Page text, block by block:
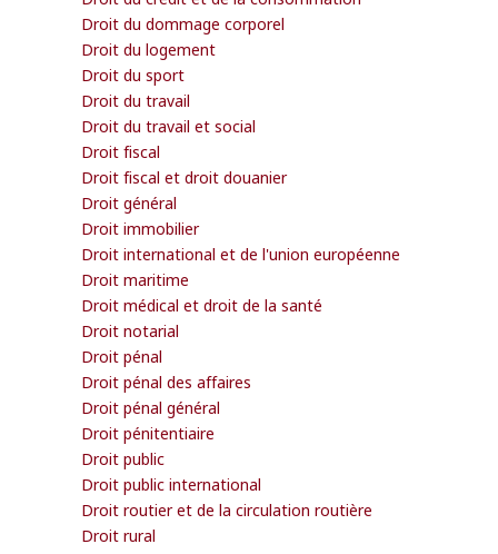
Droit du dommage corporel
Droit du logement
Droit du sport
Droit du travail
Droit du travail et social
Droit fiscal
Droit fiscal et droit douanier
Droit général
Droit immobilier
Droit international et de l'union européenne
Droit maritime
Droit médical et droit de la santé
Droit notarial
Droit pénal
Droit pénal des affaires
Droit pénal général
Droit pénitentiaire
Droit public
Droit public international
Droit routier et de la circulation routière
Droit rural